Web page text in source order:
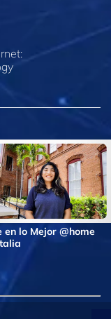
en lo Mejor @home